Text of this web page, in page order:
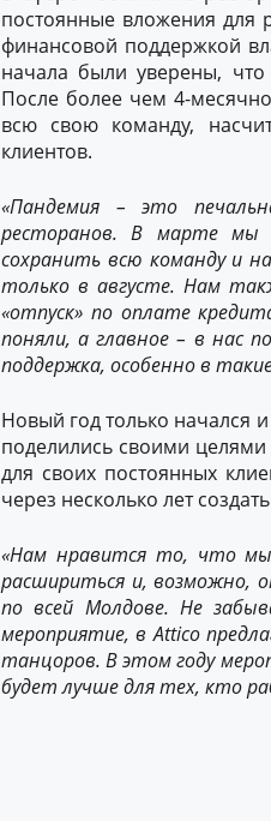
постоянные вложения для
финансовой поддержкой
начала были уверены,
После более чем 4-
всю свою команду,
клиентов.
«Пандемия – это
ресторанов. В мартемы
сохранить всю команду и
только в августе. Нам
«отпуск» по оплате
поняли, а главное– в нас
поддержка, особенно в
Новый год только начался
поделились своими
для своих постоянных
через несколько лет
«Нам нравится то, что
расшириться и, возможно,
по всей Молдове. Не
мероприятие, вAttico
танцоров. В этом году
будет лучше для тех, кто